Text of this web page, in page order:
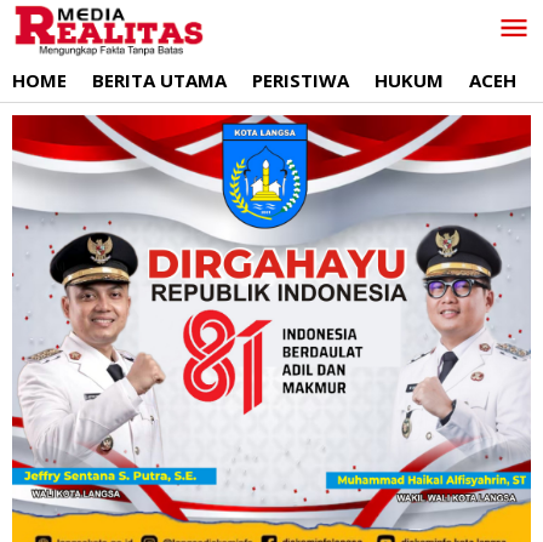
Lewati
ke
HOME BERITA UTAMA PERISTIWA HUKUM ACEH